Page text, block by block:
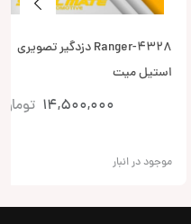
Ranger-4328 دزدگیر تصویری
استیل میت
14,500,000 تومان
موجود در انبار